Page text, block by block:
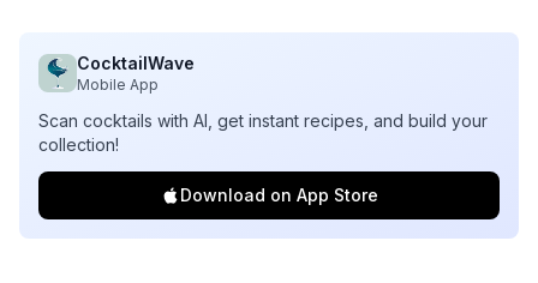
CocktailWave
Mobile App
Scan cocktails with AI, get instant recipes, and build your
collection!
Download on App Store